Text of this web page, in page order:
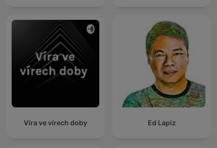
Víra ve vírech doby Ed Lapiz